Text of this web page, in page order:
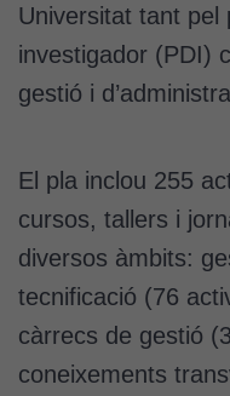
Universitat tant pel
investigador (PDI)
gestió i
El pla inclou 255
cursos, tallers i
diversos àmbits:
tecnificació (76
càrrecs de gestió
coneixements